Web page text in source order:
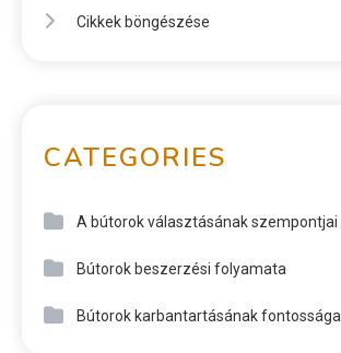
Cikkek böngészése
CATEGORIES
A bútorok választásának szempontjai
Bútorok beszerzési folyamata
Bútorok karbantartásának fontossága